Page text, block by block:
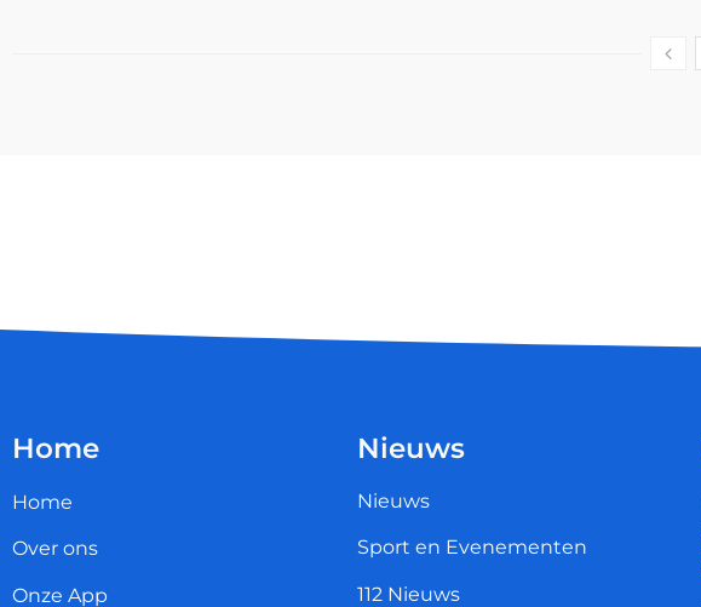
Home
Home
Over ons
Onze App
Nieuws
Nieuws
Sport en Evenementen
112 Nieuws